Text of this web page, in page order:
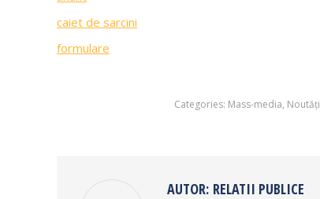
caiet de sarcini
formulare
Categories: Mass-media, Noutăți
AUTOR: RELATII PUBLICE